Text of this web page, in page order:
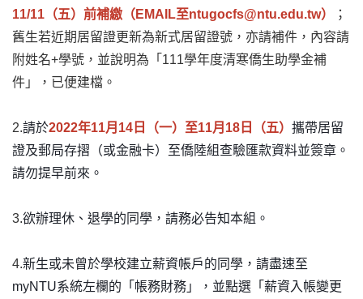
11/11（五）前補繳（EMAIL至ntugocfs@ntu.edu.tw）
；
舊生若近期居留證更新為新式居留證號，亦請補件，內容請
附姓名+學號，並說明為「111學年度清寒僑生助學金補
件」，已便建檔。
2.請於2022年11月14日（一）至11月18日（五） 攜帶居留
證及郵局存摺（或金融卡）至僑陸組查驗匯款資料並簽章。
請勿提早前來。
3.欲辦理休、退學的同學，請務必告知本組。
4.新生或未曾於學校建立薪資帳戶的同學，請盡速至
myNTU系統左欄的「帳務財務」，並點選「薪資入帳變更